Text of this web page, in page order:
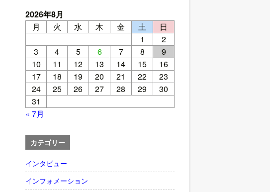
2026年8月
月
火 水 木 金 土
日
1
2
3
4 5 6 7 8
9
10
11 12 13 14 15
16
17
18 19 20 21 22
23
24
25 26 27 28 29
30
31
« 7月
カテゴリー
インタビュー
インフォメーション